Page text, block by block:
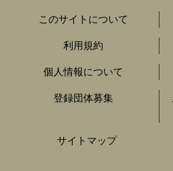
このサイトについて
利用規約
個人情報について
登録団体募集
サイトマップ